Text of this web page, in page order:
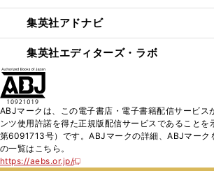
集英社アドナビ
集英社エディターズ・ラボ
ABJマークは、この電子書店・電子書籍配信サービス
ンツ使用許諾を得た正規版配信サービスであることを
第6091713号）です。ABJマークの詳細、ABJマーク
の一覧はこちら。
https://aebs.or.jp/
新